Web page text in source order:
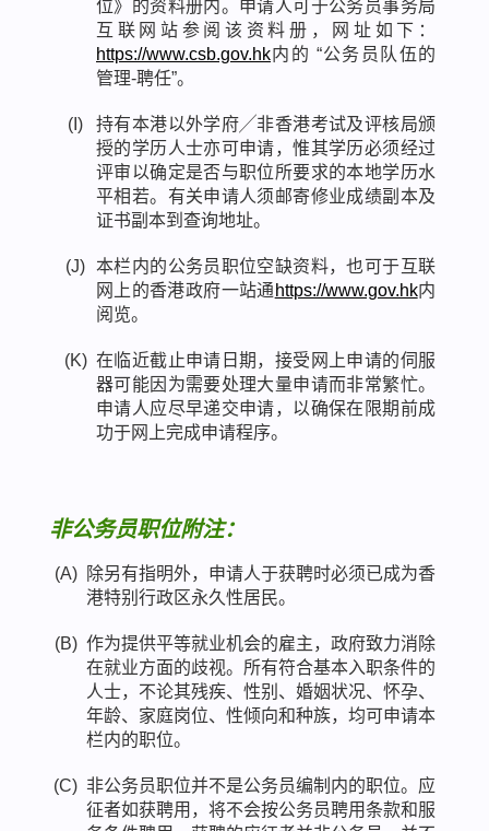
位》的资料册内。申请人可于公务员事务局
互联网站参阅该资料册，网址如下：
https://www.csb.gov.hk内的 “公务员队伍的
管理-聘任”。
(I)
持有本港以外学府╱非香港考试及评核局颁
授的学历人士亦可申请，惟其学历必须经过
评审以确定是否与职位所要求的本地学历水
平相若。有关申请人须邮寄修业成绩副本及
证书副本到查询地址。
(J) 本栏内的公务员职位空缺资料，也可于互联
网上的香港政府一站通 https://www.gov.hk内
阅览。
(K) 在临近截止申请日期，接受网上申请的伺服
器可能因为需要处理大量申请而非常繁忙。
申请人应尽早递交申请，以确保在限期前成
功于网上完成申请程序。
非公务员职位附注：
(A)
除另有指明外，申请人于获聘时必须已成为香
港特别行政区永久性居民。
(B) 作为提供平等就业机会的雇主，政府致力消除
在就业方面的歧视。所有符合基本入职条件的
人士，不论其残疾、性别、婚姻状况、怀孕、
年龄、家庭岗位、性倾向和种族，均可申请本
栏内的职位。
(C) 非公务员职位并不是公务员编制内的职位。应
征者如获聘用，将不会按公务员聘用条款和服